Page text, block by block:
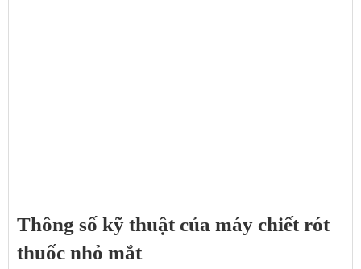
Thông số kỹ thuật của máy chiết rót
thuốc nhỏ mắt